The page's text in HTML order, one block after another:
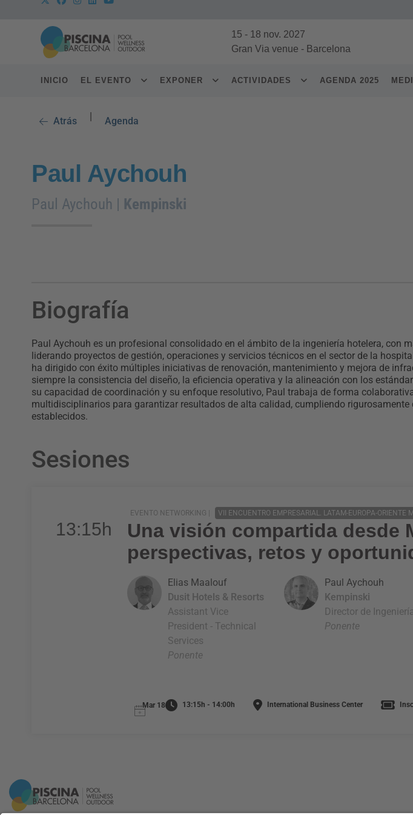
15 - 18 nov. 2027
Gran Via venue - Barcelona
INICIO EL EVENTO EXPONER ACTIVIDADES AGENDA 2025
Atrás Agenda
Paul Aychouh
Paul Aychouh | Kempinski
Biografía
Paul Aychouh es un profesional consolidado en el ámbito de la ingeniería hotelera, con
liderando proyectos de gestión, operaciones y servicios técnicos en el sector de la
ha dirigido con éxito múltiples iniciativas de renovación, mantenimiento y mejora de
siempre la consistencia del diseño, la eficiencia operativa y la alineación con los
su capacidad de coordinación y su enfoque resolutivo, Paul trabaja de forma
multidisciplinarios para garantizar resultados de alta calidad, cumpliendo
establecidos.
Sesiones
13:15h
EVENTO NETWORKING | VII ENCUENTRO EMPRESARIAL. LATAM-EUROPA-ORIENTE
Una visión compartida desde
perspectivas, retos y
Elias Maalouf
Dusit Hotels & Resorts
Assistant Vice
President - Technical
Services
Ponente
Paul Aychouh
Kempinski
Director de Ingeniería
Ponente
Mar 18 13:15h - 14:00h International Business Center